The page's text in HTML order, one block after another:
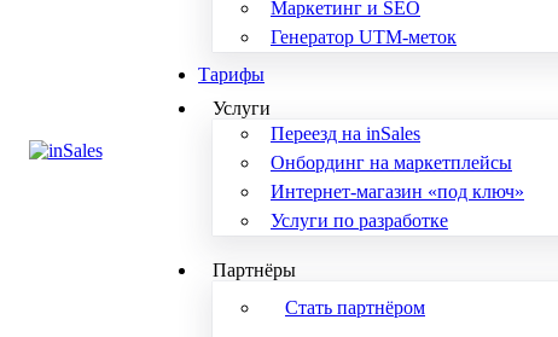
Маркетинг и SEO
Генератор UTM-меток
Тарифы
Услуги
Переезд на inSales
Онбординг на маркетплейсы
Интернет-магазин «под ключ»
Услуги по разработке
Партнёры
Стать партнёром